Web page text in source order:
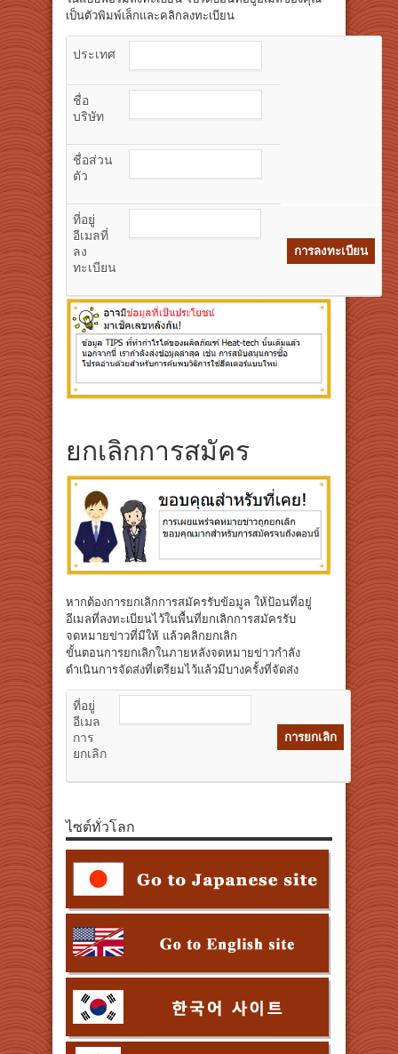
เป็นตัวพิมพ์เล็กและคลิกลงทะเบียน
ประเทศ
ชื่อ
บริษัท
ชื่อส่วน
ตัว
ที่อยู่
อีเมลที่
ลง
ทะเบียน
ยกเลิกการสมัคร
หากต้องการยกเลิกการสมัครรับข้อมูล ให้ป้อนที่อยู่
อีเมลที่ลงทะเบียนไว้ในพื้นที่ยกเลิกการสมัครรับ
จดหมายข่าวที่มีให้ แล้วคลิกยกเลิก
ขั้นตอนการยกเลิกในภายหลังจดหมายข่าวกำลัง
ดำเนินการจัดส่งที่เตรียมไว้แล้วมีบางครั้งที่จัดส่ง
ที่อยู่
อีเมล
การ
ยกเลิก
ไซต์ทั่วโลก